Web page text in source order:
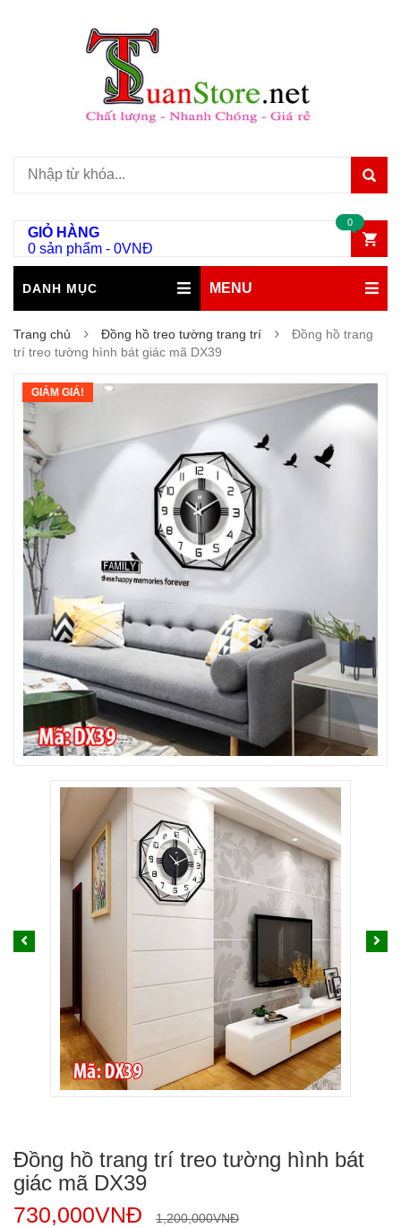
GIỎ HÀNG
0 sản phẩm - 0VNĐ
0
DANH MỤC MENU
Trang chủ Đồng hồ treo tường trang trí
Đồng hồ trang
trí treo tường hình bát giác mã DX39
GIẢM GIÁ!
Đồng hồ trang trí treo tường hình bát
giác mã DX39
1,200,000VNĐ
730,000VNĐ